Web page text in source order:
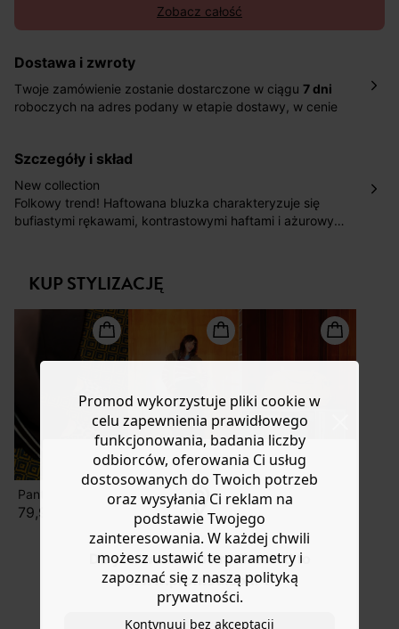
Do you want to be redirected to
www.promod.com ?
Zobacz całość
Dostawa i zwroty
Twoje zamówienie zostanie dostarczone w ciągu 7 dni
roboczych na adres podany w etapie dostawy, w cenie
pośrednictwem DHL Express.
Nowość: Zamówienia dostarczamy w ciągu 4-6 dni
roboczych do wybranego przez Ciebie paczkomatu , a
koszt przesyłki wynosi 9,40 zł.
Pomoc
szczegóły i skład
New collection
Folkowy trend! Haftowana bluzka charakteryzuje się
bufiastymi rękawami, kontrastowymi haftami i ażurowymi
patką. Długie bufiaste rękawy, elastyczne mankiety.
Zaokrąglony dół. 100% bawełna pochodząca z upraw
ekologicznych, uprawiana bez pestycydów, nawozów
chemicznych i GMO.
KUP STYLIZACJĘ
Panterkowe baletki
79,90 zł
Spodnie z szerokimi nogawkami
65,50 ZŁ
219,90 zł
-70% 199,90 zł
Promod wykorzystuje pliki cookie w
celu zapewnienia prawidłowego
funkcjonowania, badania liczby
odbiorców, oferowania Ci usług
dostosowanych do Twoich potrzeb
oraz wysyłania Ci reklam na
podstawie Twojego
zainteresowania. W każdej chwili
możesz ustawić te parametry i
zapoznać się z naszą polityką
prywatności.
Kontynuuj bez akceptacji